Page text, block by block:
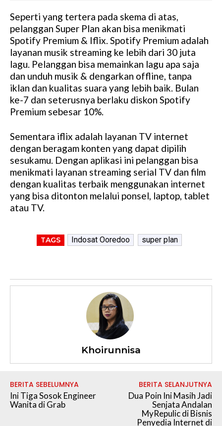
Seperti yang tertera pada skema di atas,
pelanggan Super Plan akan bisa menikmati
Spotify Premium & Iflix. Spotify Premium adalah
layanan musik streaming ke lebih dari 30 juta
lagu. Pelanggan bisa memainkan lagu apa saja
dan unduh musik & dengarkan offline, tanpa
iklan dan kualitas suara yang lebih baik. Bulan
ke-7 dan seterusnya berlaku diskon Spotify
Premium sebesar 10%.
Sementara iflix adalah layanan TV internet
dengan beragam konten yang dapat dipilih
sesukamu. Dengan aplikasi ini pelanggan bisa
menikmati layanan streaming serial TV dan film
dengan kualitas terbaik menggunakan internet
yang bisa ditonton melalui ponsel, laptop, tablet
atau TV.
TAGS Indosat Ooredoo super plan
Khoirunnisa
BERITA SEBELUMNYA
Ini Tiga Sosok Engineer
Wanita di Grab
BERITA SELANJUTNYA
Dua Poin Ini Masih Jadi
Senjata Andalan
MyRepulic di Bisnis
Penyedia Internet di